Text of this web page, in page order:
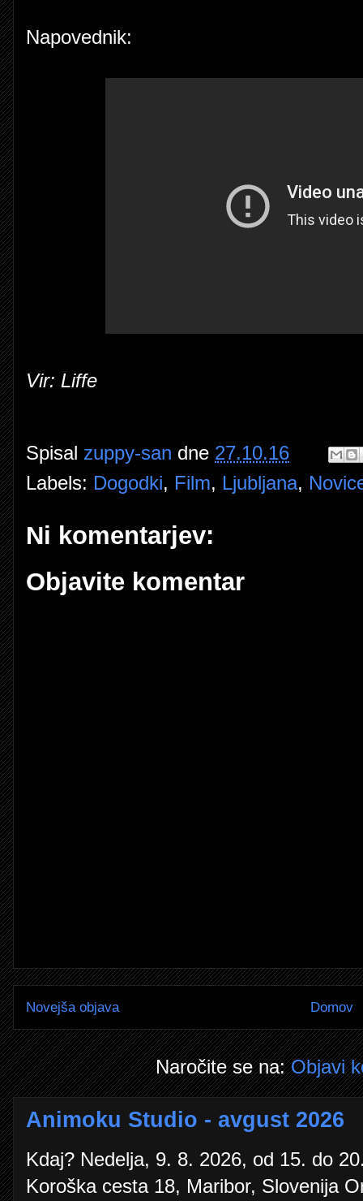
Napovednik:
Vir: Liffe
Spisal zuppy-san dne 27.10.16
Labels: Dogodki, Film, Ljubljana,
Ni komentarjev:
Objavite komentar
Novejša objava Domov
Naročite se na:Objavi
Animoku Studio - avgust 2026
Kdaj? Nedelja, 9. 8. 2026, od 15. do
Koroška cesta 18, Maribor, Slovenija